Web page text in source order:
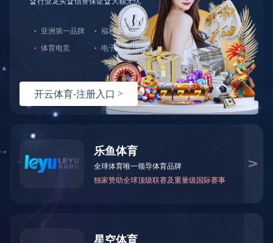
养
维护保
养
维保视
频
务 心 online（中
国）
GG12400 电动打胶枪